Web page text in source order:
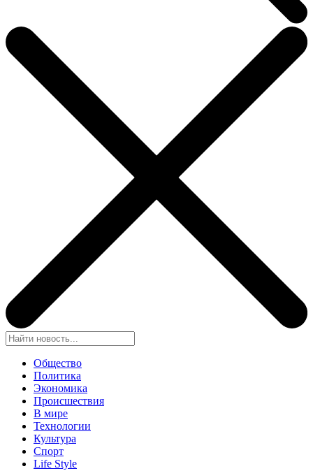
Общество
Политика
Экономика
Происшествия
В мире
Технологии
Культура
Спорт
Life Style